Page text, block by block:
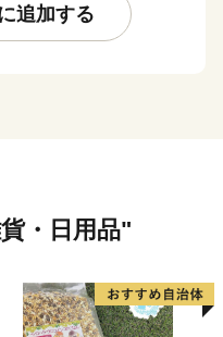
に指定され、人々に親
追加する
・日用品"